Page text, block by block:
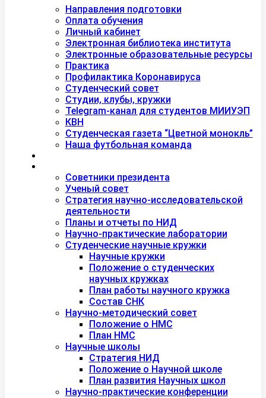
Направления подготовки
Оплата обучения
Личный кабинет
Электронная библиотека института
Электронные образовательные ресурсы
Практика
Профилактика Коронавируса
Студенческий совет
Студии, клубы, кружки
Telegram-канал для студентов МИИУЭП
КВН
Студенческая газета “Цветной монокль”
Наша футбольная команда
Советники президента
Ученый совет
Стратегия научно-исследовательской
деятельности
Планы и отчеты по НИД
Научно-практические лаборатории
Студенческие научные кружки
Научные кружки
Положение о студенческих
научных кружках
План работы научного кружка
Состав СНК
Научно-методический совет
Положение о НМС
План НМС
Научные школы
Стратегия НИД
Положение о Научной школе
План развития Научных школ
Научно-практические конференции